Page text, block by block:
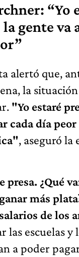
“Yo
gente va
alertó que,
la
"Yo estaré
cada día
, aseguró la
presa. ¿Qué
más
de los
las escuelas y
a poder